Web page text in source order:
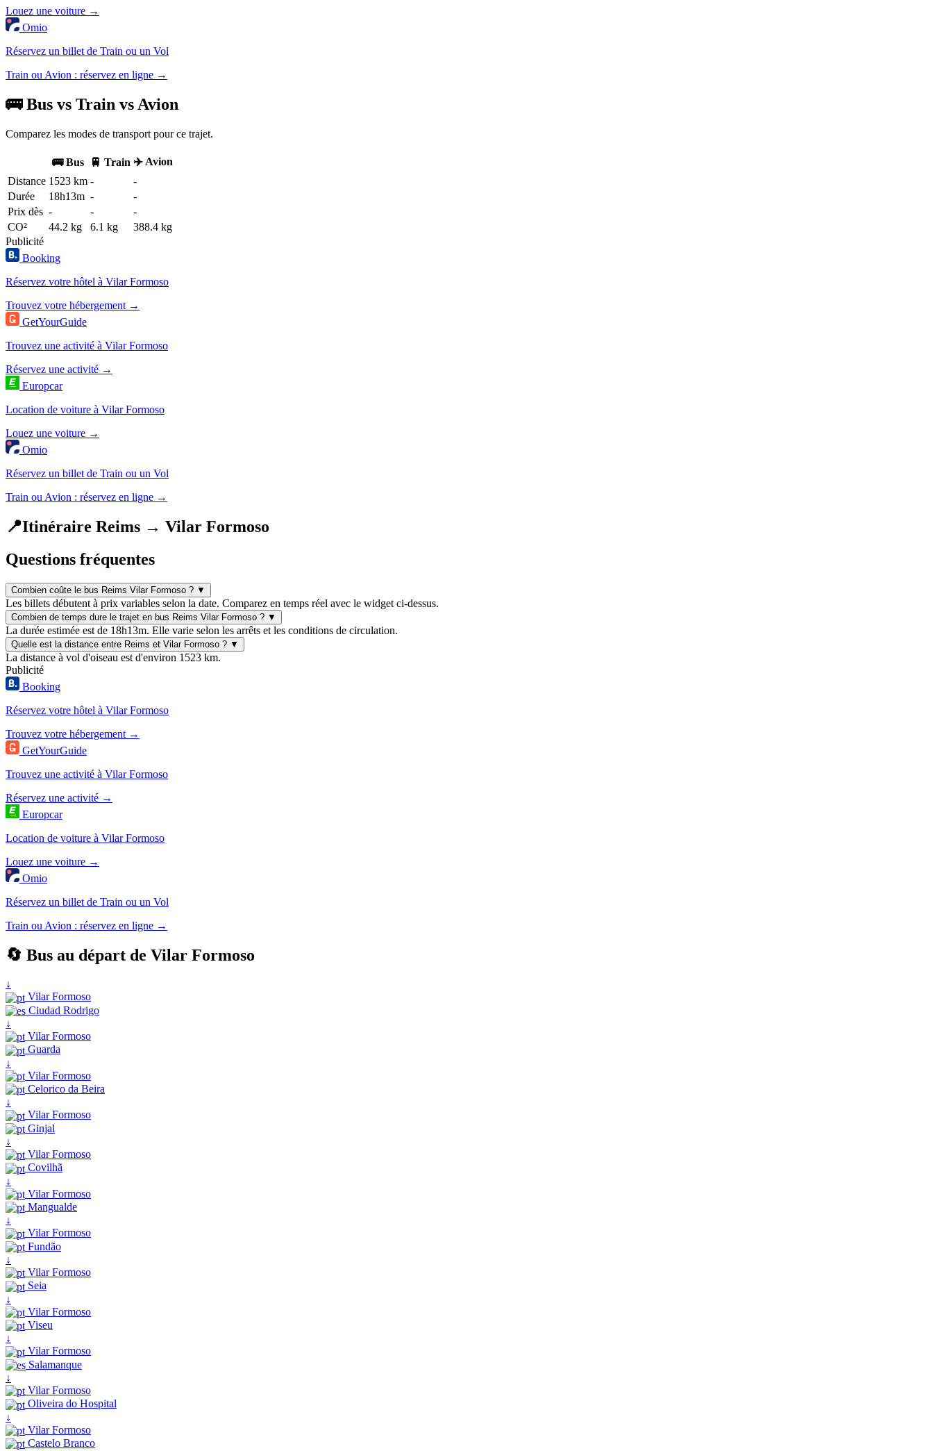
Louez une voiture →
Omio
Réservez un billet de Train ou un Vol
Train ou Avion : réservez en ligne →
🚌 Bus vs Train vs Avion
Comparez les modes de transport pour ce trajet.
🚌 Bus 🚆 Train ✈️ Avion
Distance 1523 km -
-
Durée
18h13m -
-
Prix dès - -
-
CO²
44.2 kg 6.1 kg
388.4 kg
Publicité
Booking
Réservez votre hôtel à Vilar Formoso
Trouvez votre hébergement →
GetYourGuide
Trouvez une activité à Vilar Formoso
Réservez une activité →
Europcar
Location de voiture à Vilar Formoso
Louez une voiture →
Omio
Réservez un billet de Train ou un Vol
Train ou Avion : réservez en ligne →
📍Itinéraire Reims → Vilar Formoso
Questions fréquentes
Combien coûte le bus Reims Vilar Formoso ? ▼
Les billets débutent à prix variables selon la date. Comparez en temps réel avec le widget ci-dessus.
Combien de temps dure le trajet en bus Reims Vilar Formoso ? ▼
La durée estimée est de 18h13m. Elle varie selon les arrêts et les conditions de circulation.
Quelle est la distance entre Reims et Vilar Formoso ? ▼
La distance à vol d'oiseau est d'environ 1523 km.
Publicité
Booking
Réservez votre hôtel à Vilar Formoso
Trouvez votre hébergement →
GetYourGuide
Trouvez une activité à Vilar Formoso
Réservez une activité →
Europcar
Location de voiture à Vilar Formoso
Louez une voiture →
Omio
Réservez un billet de Train ou un Vol
Train ou Avion : réservez en ligne →
🔄 Bus au départ de Vilar Formoso
↓
Vilar Formoso
Ciudad Rodrigo
↓
Vilar Formoso
Guarda
↓
Vilar Formoso
Celorico da Beira
↓
Vilar Formoso
Ginjal
↓
Vilar Formoso
Covilhã
↓
Vilar Formoso
Mangualde
↓
Vilar Formoso
Fundão
↓
Vilar Formoso
Seia
↓
Vilar Formoso
Viseu
↓
Vilar Formoso
Salamanque
↓
Vilar Formoso
Oliveira do Hospital
↓
Vilar Formoso
Castelo Branco